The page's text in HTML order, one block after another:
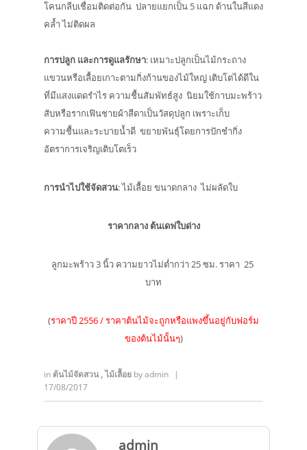
โคนกลีบเชื่อมติดต่อกัน ปลายแยกเป็น 5 แฉก ด้านในสีแดง
คล้ำ ไม่ติดผล
การปลูก และการดูแลรักษา: เหมาะปลูกเป็นไม้กระถาง
แขวนหรือเลื้อยเกาะตามกิ่งก้านของไม้ใหญ่ เติบโตได้ดีใน
ที่มีแสงแดดรำไร ความชื้นสัมพัทธ์สูง นิยมใช้กาบมะพร้าว
สับหรือรากเฟินชายผ้าสีดาเป็นวัสดุปลูก เพราะเก็บ
ความชื้นและระบายน้ำดี ขยายพันธุ์โดยการปักชำกิ่ง
อัตราการเจริญเติบโตเร็ว
การนำไปใช้จัดสวน: ไม้เลื้อย ขนาดกลาง ไม่ผลัดใบ
ราคากลาง ต้นเดฟใบด่าง
ลูกมะพร้าว 3 นิ้ว ความยาวไม่ต่ำกว่า 25 ซม. ราคา 25
บาท
(ราคาปี 2556 / ราคาต้นไม้จะถูกหรือแพงขึ้นอยู่กับฟอร์ม
ของต้นไม้นั้นๆ)
in ต้นไม้จัดสวน,ไม้เลื้อย byadmin
|
17/08/2017
admin